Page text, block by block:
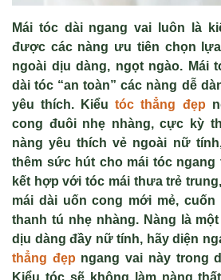
Mái tóc dài ngang vai luôn là
được các nàng ưu tiên chọn
ngoài dịu dàng, ngọt ngào. Mái
dài tóc “an toàn” các nàng dễ
yêu thích. Kiểutóc thẳng đẹp
cong đuôi nhẹ nhàng, cực kỳ
nàng yêu thích vẻ ngoài nữ
thêm sức hút cho mái tóc ngang
kết hợp với tóc mái thưa trẻ
mái dài uốn cong mới mẻ,
thanh tú nhẹ nhàng. Nàng là
dịu dàng đầy nữ tính, hãy diện
thẳng đẹp ngang vai này trong
Kiểu tóc sẽ không làm nàng